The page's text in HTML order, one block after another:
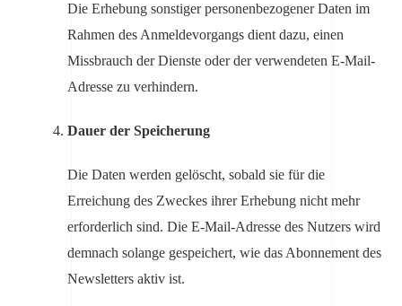
Die Erhebung sonstiger personenbezogener Daten im
Rahmen des Anmeldevorgangs dient dazu, einen
Missbrauch der Dienste oder der verwendeten E-Mail-
Adresse zu verhindern.
Dauer der Speicherung
Die Daten werden gelöscht, sobald sie für die
Erreichung des Zweckes ihrer Erhebung nicht mehr
erforderlich sind. Die E-Mail-Adresse des Nutzers wird
demnach solange gespeichert, wie das Abonnement des
Newsletters aktiv ist.